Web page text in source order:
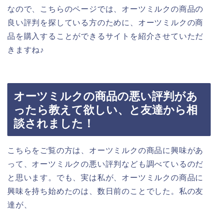
なので、こちらのページでは、オーツミルクの商品の
良い評判を探している方のために、オーツミルクの商
品を購入することができるサイトを紹介させていただ
きますね♪
オーツミルクの商品の悪い評判があ
ったら教えて欲しい、と友達から相
談されました！
こちらをご覧の方は、オーツミルクの商品に興味があ
って、オーツミルクの悪い評判なども調べているのだ
と思います。でも、実は私が、オーツミルクの商品に
興味を持ち始めたのは、数日前のことでした。私の友
達が、